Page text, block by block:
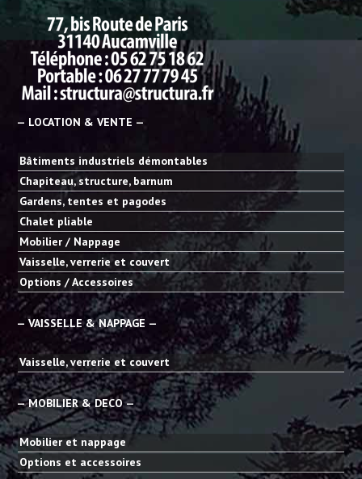
— LOCATION & VENTE —
Bâtiments industriels démontables
Chapiteau, structure, barnum
Gardens, tentes et pagodes
Chalet pliable
Mobilier / Nappage
Vaisselle, verrerie et couvert
Options / Accessoires
— VAISSELLE & NAPPAGE —
Vaisselle, verrerie et couvert
— MOBILIER & DECO —
Mobilier et nappage
Options et accessoires